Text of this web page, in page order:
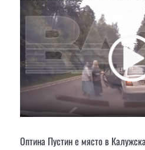
Оптина Пустин е място в